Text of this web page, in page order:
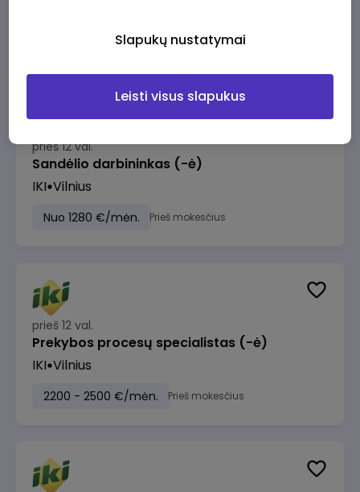
3000 - 3650 €/mėn. Prieš mokesčius
prieš 12 val.
Sandėlio darbininkas (-ė)
IKI Vilnius
Nuo 1280 €/mėn. Prieš mokesčius
prieš 12 val.
Prekybos procesų specialistas (-ė)
IKI Vilnius
2200 - 2500 €/mėn. Prieš mokesčius
Slapukų nustatymai
Leisti visus slapukus